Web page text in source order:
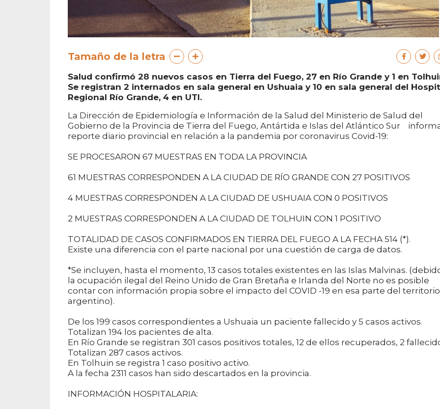
Tamaño de la letra
Salud confirmó 28 nuevos casos en Tierra del Fuego, 27 en Río Grande y 1 en
Se registran 2 internados en sala general en Ushuaia y 10 en sala general del
Regional Río Grande, 4 en UTI.
La Dirección de Epidemiología e Información de la Salud del Ministerio de Salud del
Gobierno de la Provincia de Tierra del Fuego, Antártida e Islas del Atlántico Sur
reporte diario provincial en relación a la pandemia por coronavirus Covid-19:
SE PROCESARON 67 MUESTRAS EN TODA LA PROVINCIA
61 MUESTRAS CORRESPONDEN A LA CIUDAD DE RÍO GRANDE CON 27 POSITIVOS
4 MUESTRAS CORRESPONDEN A LA CIUDAD DE USHUAIA CON 0 POSITIVOS
2 MUESTRAS CORRESPONDEN A LA CIUDAD DE TOLHUIN CON 1 POSITIVO
TOTALIDAD DE CASOS CONFIRMADOS EN TIERRA DEL FUEGO A LA FECHA 514 (*).
Existe una diferencia con el parte nacional por una cuestión de carga de datos.
*Se incluyen, hasta el momento, 13 casos totales existentes en las Islas Malvinas.
la ocupación ilegal del Reino Unido de Gran Bretaña e Irlanda del Norte no es posible
contar con información propia sobre el impacto del COVID -19 en esa parte del territorio
argentino).
De los 199 casos correspondientes a Ushuaia un paciente fallecido y 5 casos activos.
Totalizan 194 los pacientes de alta.
En Río Grande se registran 301 casos positivos totales, 12 de ellos recuperados, 2
Totalizan 287 casos activos.
En Tolhuin se registra 1 caso positivo activo.
A la fecha 2311 casos han sido descartados en la provincia.
INFORMACIÓN HOSPITALARIA: